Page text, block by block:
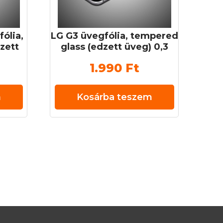
LG G3 üvegfólia, tempered
glass (edzett üveg) 0,3
1.990 Ft
Kosárba teszem